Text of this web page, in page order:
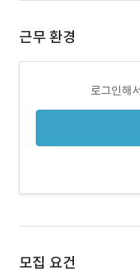
근무 환경
로그인해
모집 요건